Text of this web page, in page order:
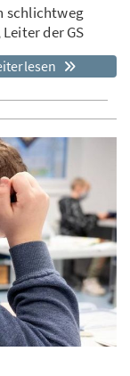
schlichtweg
der GS